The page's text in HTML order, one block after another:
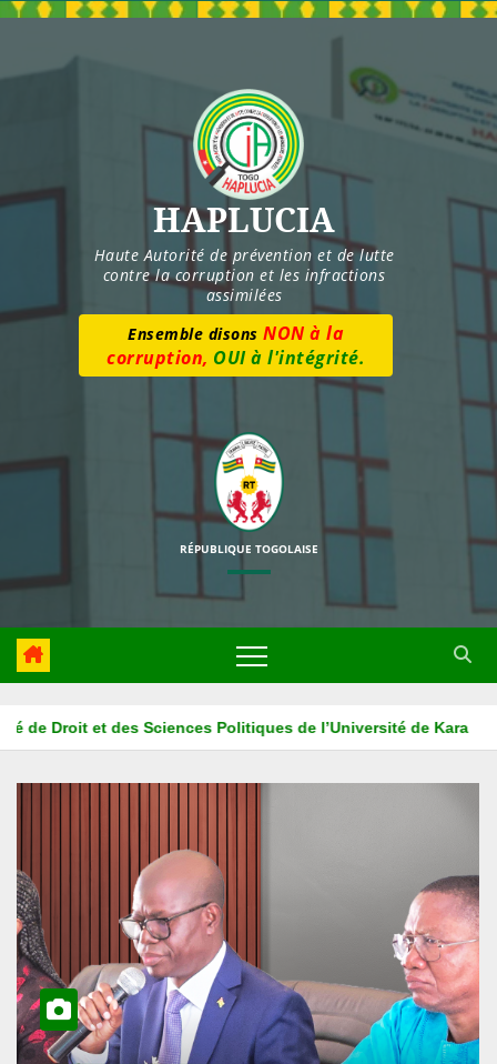
Skip
content
HAPLUCIA
Haute Autorité de prévention et de lutte
contre la corruption et les infractions
assimilées
Numéro vert :8277
RÉPUBLIQUE TOGOLAISE
ACTUALITÉS ET ÉVÉNEMENTS